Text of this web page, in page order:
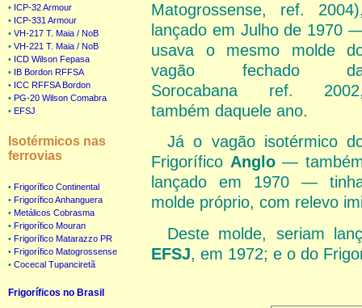
• ICP-32 Armour
• ICP-331 Armour
• VH-217 T. Maia / NoB
• VH-221 T. Maia / NoB
• ICD Wilson Fepasa
• IB Bordon RFFSA
• ICC RFFSA Bordon
• PG-20 Wilson Comabra
• EFSJ
Isotérmicos nas
ferrovias
• Frigorífico Continental
• Frigorífico Anhanguera
• Metálicos Cobrasma
• Frigorífico Mouran
• Frigorífico Matarazzo PR
• Frigorífico Matogrossense
• Cocecal Tupanciretã
Frigoríficos no Brasil
Matogrossense, ref.
lançado em Julho de 1970
usava o mesmo molde
vagão fechado
Sorocabana ref.
também daquele ano.
Já o vagão isotérmico
Frigorífico Anglo—
lançado em 1970 —
molde próprio, com relevo
Deste molde, seriam
EFSJ, em 1972; e o do